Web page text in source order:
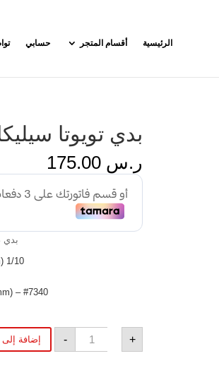
الرئيسية أقسام المتجر حسابي
بدي تويوتا
ر.س
بدي
1/10 Touring Car Size (190mm)
#7340 – TOYOTA CELICA BODY (190mm)
-
كمية
بدي
تويوتا
+ إضافة إلى